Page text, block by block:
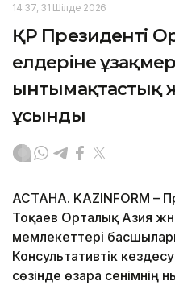
14:37, 31 Шілде 2026
ҚР Президенті
елдеріне
ынтымақтастық
ұсынды
АСТАНА. KAZINFORM –
Тоқаев Орталық Азия
мемлекеттері
Консультативтік
сөзінде өзара сенімнің